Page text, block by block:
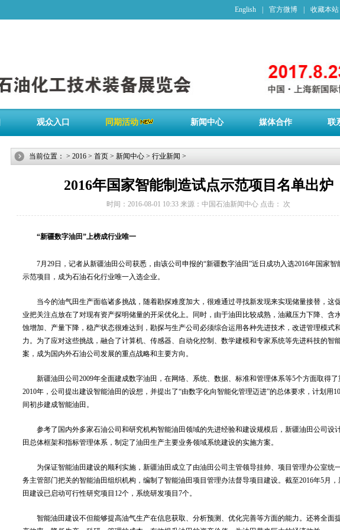
English 官方微博 收藏本站
观众入口 同期活动 新闻中心 媒体合作 联
当前位置： > 2016 > 首页 > 新闻中心 > 行业新闻 >
2016年国家智能制造试点示范项目名单出炉
时间：2016-08-01 10:33 来源：中国石油新闻中心 点击： 次
“新疆数字油田”上榜成行业唯一
7月29日，记者从新疆油田公司获悉，由该公司申报的“新疆数字油田”近日成功入选2016年国家智
示范项目，成为石油石化行业唯一入选企业。
当今的油气田生产面临诸多挑战，随着勘探难度加大，很难通过寻找新发现来实现储量接替，这
业把关注点放在了对现有资产探明储量的开采优化上。同时，由于油田比较成熟，油藏压力下降、含
蚀增加、产量下降，稳产状态很难达到，勘探与生产公司必须综合运用各种先进技术，改进管理模式
力。为了应对这些挑战，融合了计算机、传感器、自动化控制、数学建模和专家系统等先进科技的智
案，成为国内外石油公司发展的重点战略和主要方向。
新疆油田公司2009年全面建成数字油田，在网络、系统、数据、标准和管理体系等5个方面取得了
2010年，公司提出建设智能油田的设想，并提出了“由数字化向智能化管理迈进”的总体要求，计划用
间初步建成智能油田。
参考了国内外多家石油公司和研究机构智能油田领域的先进经验和建设规模后，新疆油田公司设
田总体框架和指标管理体系，制定了油田生产主要业务领域系统建设的实施方案。
为保证智能油田建设的顺利实施，新疆油田成立了由油田公司主管领导挂帅、项目管理办公室统
务主管部门把关的智能油田组织机构，编制了智能油田项目管理办法督导项目建设。截至2016年5月，
田建设已启动可行性研究项目12个，系统研发项目7个。
智能油田建设不但能够提高油气生产在信息获取、分析预测、优化完善等方面的能力。还将全面